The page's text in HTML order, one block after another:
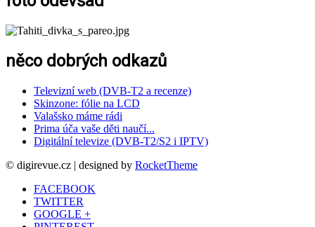
něco dobrých odkazů
Televizní web (DVB-T2 a recenze)
Skinzone: fólie na LCD
Valašsko máme rádi
Prima úča vaše děti naučí...
Digitální televize (DVB-T2/S2 i IPTV)
© digirevue.cz | designed by RocketTheme
FACEBOOK
TWITTER
GOOGLE +